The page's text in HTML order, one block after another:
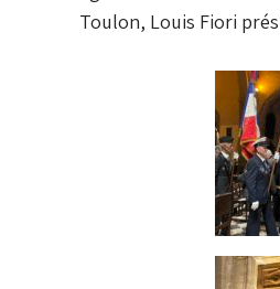
Toulon, Louis Fiori